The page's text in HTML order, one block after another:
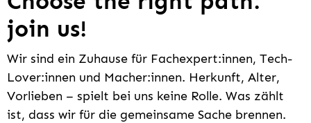
join us!
Wir sind ein Zuhause für Fachexpert:innen, Tech-
Lover:innen und Macher:innen. Herkunft, Alter,
Vorlieben – spielt bei uns keine Rolle. Was zählt
ist, dass wir für die gemeinsame Sache brennen.